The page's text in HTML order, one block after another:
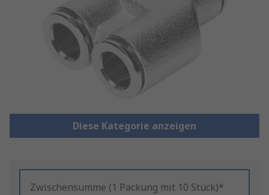
Diese Kategorie anzeigen
Zwischensumme (1 Packung mit 10 Stück)*